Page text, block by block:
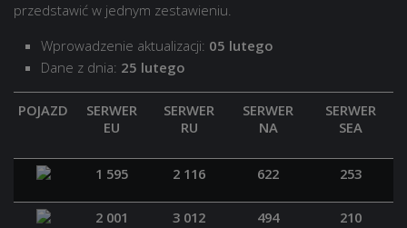
przedstawić w jednym zestawieniu.
Wprowadzenie aktualizacji: 05 lutego
Dane z dnia: 25 lutego
POJAZD
SERWER
EU
SERWER
RU
SERWER
NA
SERWER
SEA
1 595 2 116 622 253
2 001 3 012 494 210